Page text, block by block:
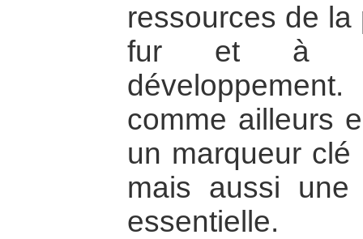
ressources de
fur et à
comme ailleurs
un marqueur clé
mais aussi une
essentielle.